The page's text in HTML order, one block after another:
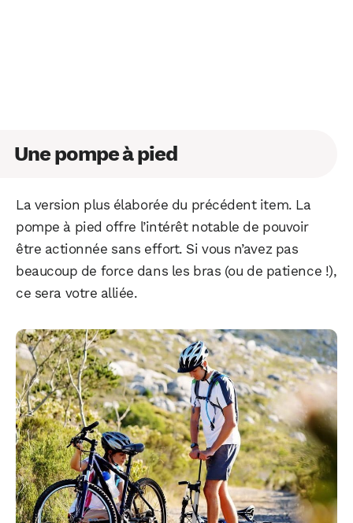
Une pompe à pied
La version plus élaborée du précédent item. La
pompe à pied offre l’intérêt notable de pouvoir
être actionnée sans effort. Si vous n’avez pas
beaucoup de force dans les bras (ou de patience !),
ce sera votre alliée.